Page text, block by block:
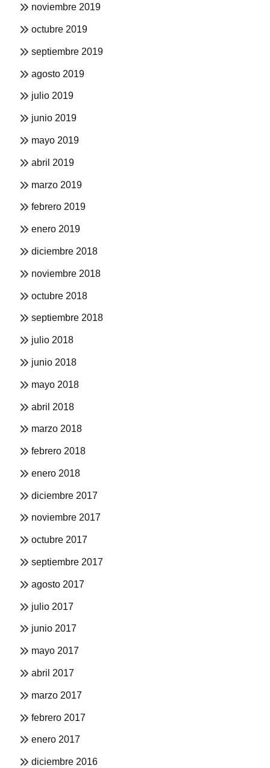
noviembre 2019
octubre 2019
septiembre 2019
agosto 2019
julio 2019
junio 2019
mayo 2019
abril 2019
marzo 2019
febrero 2019
enero 2019
diciembre 2018
noviembre 2018
octubre 2018
septiembre 2018
julio 2018
junio 2018
mayo 2018
abril 2018
marzo 2018
febrero 2018
enero 2018
diciembre 2017
noviembre 2017
octubre 2017
septiembre 2017
agosto 2017
julio 2017
junio 2017
mayo 2017
abril 2017
marzo 2017
febrero 2017
enero 2017
diciembre 2016